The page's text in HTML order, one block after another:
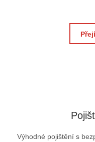
Výhodné pojištění s